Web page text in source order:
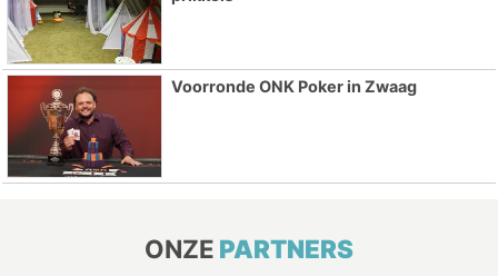
Voorronde ONK Poker in Zwaag
ONZE PARTNERS